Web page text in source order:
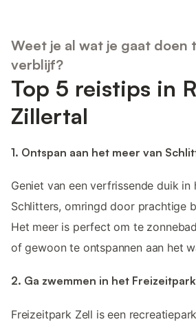
Weet je al wat je gaat doen
verblijf?
Top 5 reistips in
Zillertal
1. Ontspan aan het meer van
Geniet van een verfrissende duik in
Schlitters, omringd door prachtige
Het meer is perfect om te
of gewoon te ontspannen aan het
2. Ga zwemmen in het
Freizeitpark Zell is een